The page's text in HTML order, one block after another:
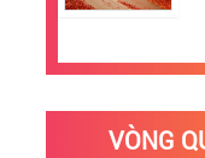
VÒNG